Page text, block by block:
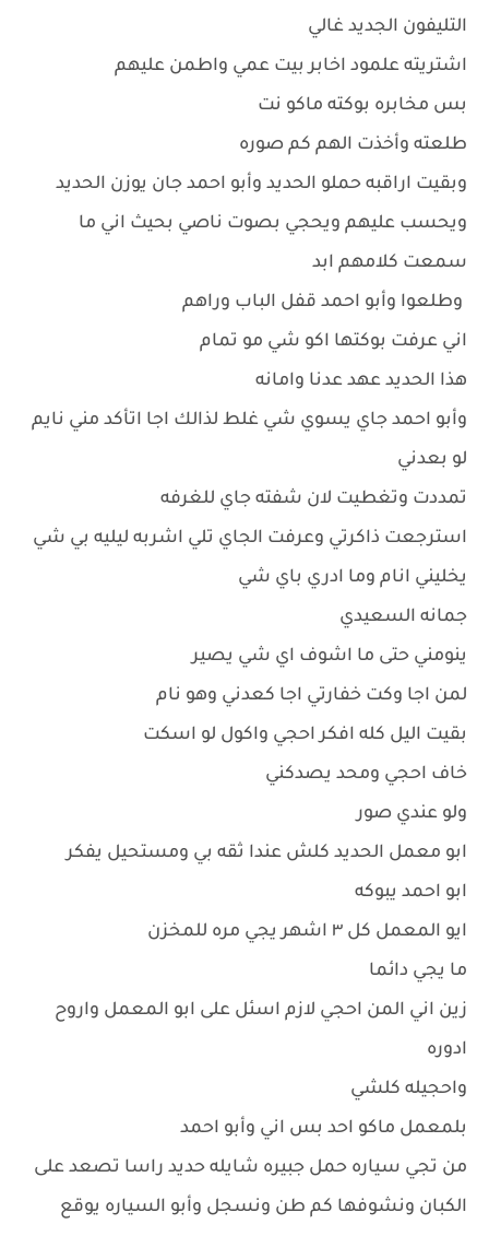
التليفون الجديد غالي
اشتريته علمود اخابر بيت عمي واطمن عليهم
بس مخابره بوكته ماكو نت
طلعته وأخذت الهم كم صوره
وبقيت اراقبه حملو الحديد وأبو احمد جان يوزن الحديد
ويحسب عليهم ويحجي بصوت ناصي بحيث اني ما
سمعت كلامهم ابد
وطلعوا وأبو احمد قفل الباب وراهم
اني عرفت بوكتها اكو شي مو تمام
هذا الحديد عهد عدنا وامانه
وأبو احمد جاي يسوي شي غلط لذالك اجا اتأكد مني نايم
لو بعدني
تمددت وتغطيت لان شفته جاي للغرفه
استرجعت ذاكرتي وعرفت الجاي تلي اشربه ليليه بي شي
يخليني انام وما ادري باي شي
جمانه السعيدي
ينومني حتى ما اشوف اي شي يصير
لمن اجا وكت خفارتي اجا كعدني وهو نام
بقيت اليل كله افكر احجي واكول لو اسكت
خاف احجي ومحد يصدكني
ولو عندي صور
ابو معمل الحديد كلش عندا ثقه بي ومستحيل يفكر
ابو احمد يبوكه
ايو المعمل كل ٣ اشهر يجي مره للمخزن
ما يجي دائما
زين اني المن احجي لازم اسئل على ابو المعمل واروح
ادوره
واحجيله كلشي
بلمعمل ماكو احد بس اني وأبو احمد
من تجي سياره حمل جبيره شايله حديد راسا تصعد على
الكبان ونشوفها كم طن ونسجل وأبو السياره يوقع